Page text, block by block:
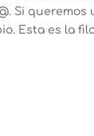
Si
Esta es la